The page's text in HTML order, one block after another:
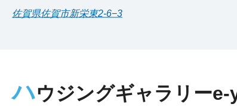
佐賀県佐賀市新栄東2-6−3
ハウジングギャラリー